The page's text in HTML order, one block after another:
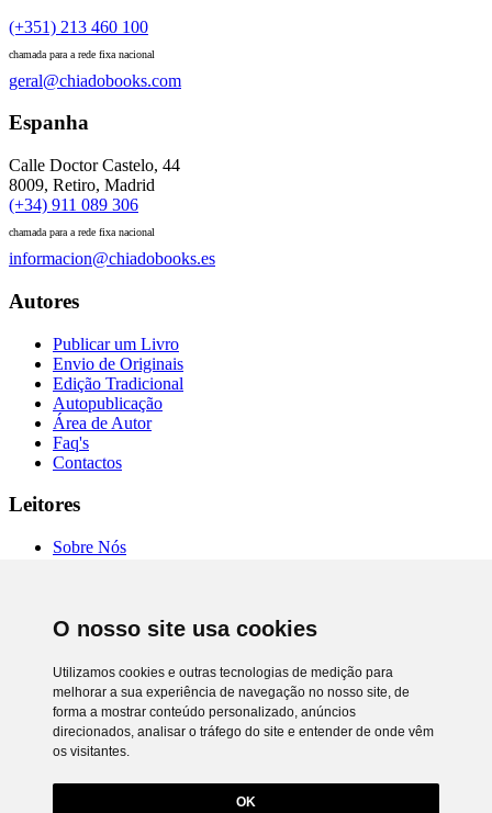
O nosso site usa cookies
Utilizamos cookies e outras tecnologias de medição para
melhorar a sua experiência de navegação no nosso site, de
forma a mostrar conteúdo personalizado, anúncios
direcionados, analisar o tráfego do site e entender de onde vêm
os visitantes.
OK
(+351) 213 460 100
chamada para a rede fixa nacional
geral@chiadobooks.com
Espanha
Calle Doctor Castelo, 44
8009, Retiro, Madrid
(+34) 911 089 306
chamada para a rede fixa nacional
informacion@chiadobooks.es
Autores
Publicar um Livro
Envio de Originais
Edição Tradicional
Autopublicação
Área de Autor
Faq's
Contactos
Leitores
Sobre Nós
Comprar Online
Política de Privacidade
RAL e RLL
Preferência de cookies
Chiado Books © 2026. Todos os direitos reservados.
Desenvolvimento
Utilizamos cookies próprios e de terceiros para lhe oferecer uma